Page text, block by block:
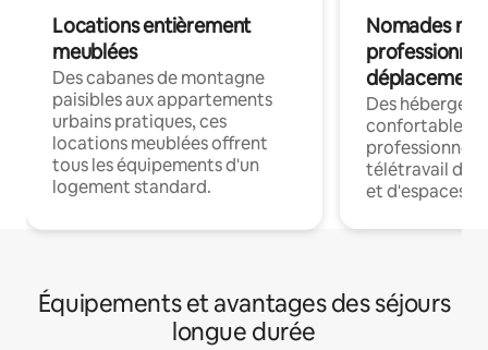
Locations entièrement
meublées
Des cabanes de montagne
paisibles aux appartements
urbains pratiques, ces
locations meublées offrent
tous les équipements d'un
logement standard.
Nomades
déplacement
Des
confortables
professionnels
télétravail
et d'espaces
Équipements et avantages des séjours
longue durée